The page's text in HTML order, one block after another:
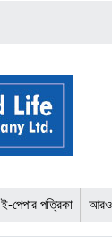
ই-পেপার পত্রিকা আরও